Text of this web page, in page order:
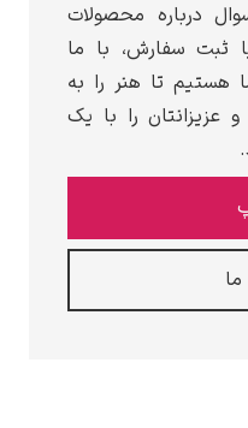
محصولات
با ما
هنر را به
را با یک